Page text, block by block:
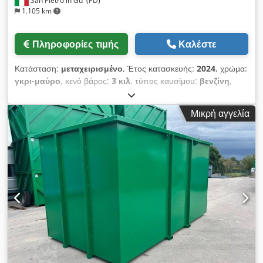
1.105 km
Πληροφορίες τιμής Καλέστε
Κατάσταση: μεταχειρισμένο, Έτος κατασκευής: 2024, χρώμα:
γκρι-μαύρο, κενό βάρος: 3 κιλ, τύπος καυσίμου: βενζίνη,
, TÍTULO: CONTENEDOR
NUEVO DESMONTABLE PARA MATERIALES VOLUMINOSOS
A CIELO ABIERTO CON DOS PUERTAS LATERALES TIPO
LIBRO Ref.: 24-N-11 TIPOLOGÍA: Desmontable tipo C
NUEVO: Sí CUBIERTA: No APERTURA: Dos puertas traseras
tipo libro DIMENSIONES GENERALES LONGITUD TOTAL:
7,00 m + 0,20 m ANCHO EXTERIOR DE LA CAJA: 2,55 m
ALTURA INT/EXT DE LA CAJA: 2,20 m / 2,45 m VOLUMEN: 36
m³ PESO: 2710 kg SUELO: 3 mm tabiques: 3 mm COLOR:
Verde RAL 6029 Dwsdpfx Aisvkyz Rj Eja Los precios
indicados no incluyen IVA. Por favor, contacte con nuestro
departamento comercial para recibir una cotización
actualizada y condiciones de venta. Para más información:
Loris: 3484773001 URL: #losespecialistasdeldesmongable
Μικρή αγγελία